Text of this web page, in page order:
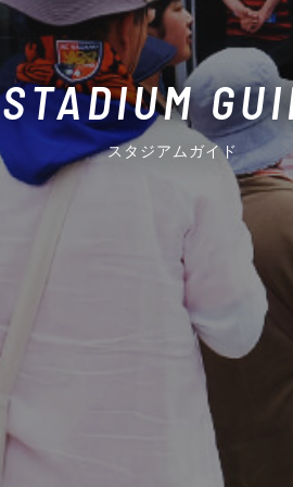
STADIUM
スタジアムガイド